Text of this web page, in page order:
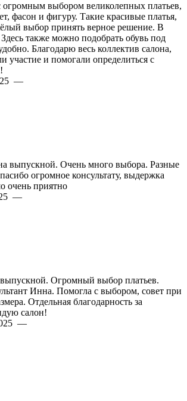
выбором великолепных платьев,
фасон и фигуру. Такие красивые платья,
выбор принять верное решение. В
также можно подобрать обувь под
Благодарю весь коллектив салона,
участие и помогали определиться с
—
выпускной. Очень много выбора. Разные
огромное консультату, выдержка
очень приятно
—
Огромный выбор платьев.
Инна. Помогла с выбором, совет при
Отдельная благодарность за
салон!
—